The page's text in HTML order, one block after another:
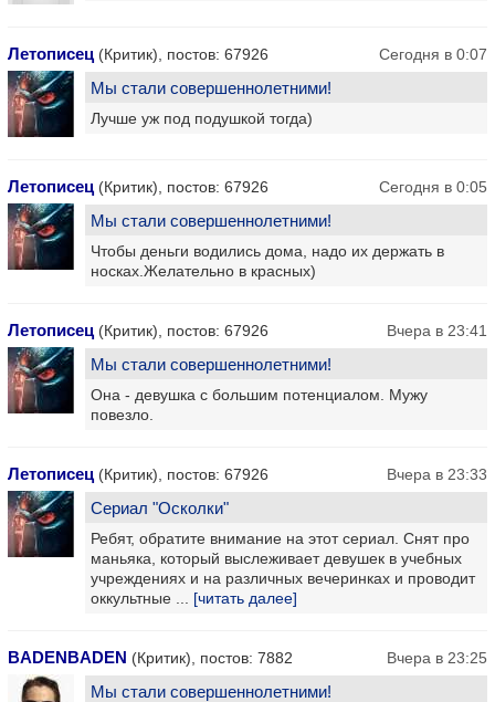
Летописец (Критик), постов: 67926 Сегодня в 0:07
Мы стали совершеннолетними!
Лучше уж под подушкой тогда)
Летописец (Критик), постов: 67926 Сегодня в 0:05
Мы стали совершеннолетними!
Чтобы деньги водились дома, надо их держать в
носках.Желательно в красных)
Летописец (Критик), постов: 67926 Вчера в 23:41
Мы стали совершеннолетними!
Она - девушка с большим потенциалом. Мужу
повезло.
Летописец (Критик), постов: 67926 Вчера в 23:33
Сериал "Осколки"
Ребят, обратите внимание на этот сериал. Снят про
маньяка, который выслеживает девушек в учебных
учреждениях и на различных вечеринках и проводит
оккультные ... [читать далее]
BADENBADEN (Критик), постов: 7882 Вчера в 23:25
Мы стали совершеннолетними!